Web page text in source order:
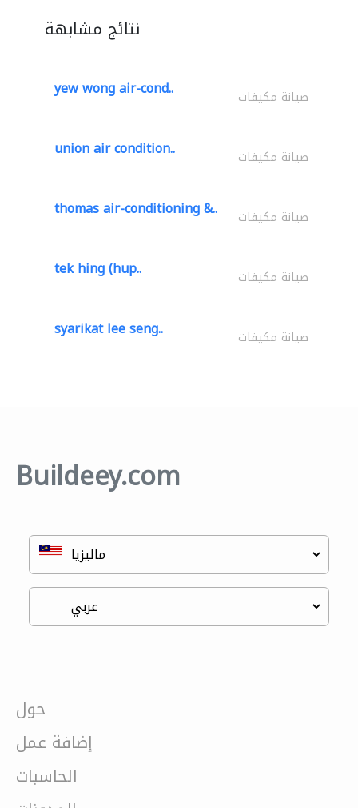
نتائج مشابهة
yew wong air-cond.. صيانة مكيفات
union air condition.. صيانة مكيفات
thomas air-conditioning &.. صيانة مكيفات
tek hing (hup.. صيانة مكيفات
syarikat lee seng.. صيانة مكيفات
Buildeey.com
حول
إضافة عمل
الحاسبات